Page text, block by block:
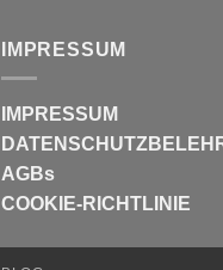
IMPRESSUM
IMPRESSUM
AGBs
COOKIE-RICHTLINIE